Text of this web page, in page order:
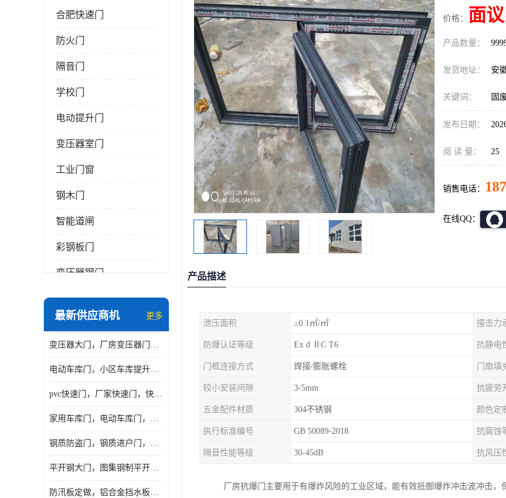
合肥快速门
防火门
隔音门
学校门
电动提升门
变压器室门
工业门窗
钢木门
智能道闸
彩钢板门
变压器钢门
非标门
抗爆门
快速门
最新供应商机 更多
变压器大门，厂房变压器门，配电所钢大门，变压器室钢大门
电动车库门，小区车库提升门，安徽提升门厂家，工业滑升门
pvc快速门，厂家快速门，快速卷帘门，感应快速门
家用车库门，电动车库门，车库滑升门，车库门安装
钢质防盗门，钢质进户门，钢质非标门厂家
平开钢大门，图集钢制平开门，厂房平开大门
防汛板定做，铝合金挡水板门，地库挡水板
价格： 面议
产品数量：
发货地址： 安
关键词： 固
发布日期：
阅 读 量： 25
销售电话：
在线QQ：
产品描述
泄压面积 ≥0.1㎡/㎡ 撞击力
防爆认证等级 Ex d ⅡC T6 抗静电
门框连接方式 焊接/膨胀螺栓 门扇填
较小安装间隙 3-5mm 抗疲劳
五金配件材质 304不锈钢 颜色定
执行标准编号 GB 50089-2018 抗腐蚀
隔音性能等级 30-45dB 抗风压
厂房抗爆门主要用于有爆炸风险的工业区域，能有效抵御爆炸冲击波冲击，